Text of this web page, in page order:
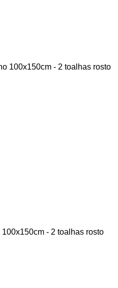
100x150cm - 2 toalhas rosto
- 2 toalhas rosto